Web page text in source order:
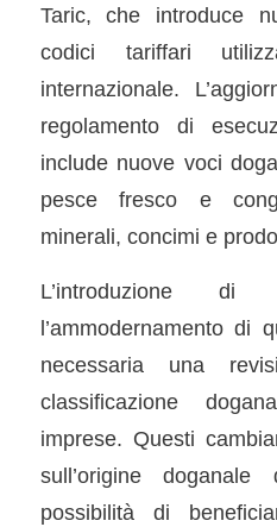
Taric, che introduce
codici tariffari
internazionale.
regolamento di
include nuove voci
pesce fresco e
minerali, concimi e
L’introduzione
l’ammodernamento di
necessaria una
classificazione
imprese. Questi
sull’origine
possibilità di